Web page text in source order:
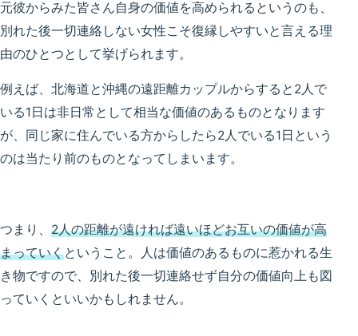
元彼からみた皆さん自身の価値を高められるというのも、
別れた後一切連絡しない女性こそ復縁しやすいと言える理
由のひとつとして挙げられます。
例えば、北海道と沖縄の遠距離カップルからすると2人で
いる1日は非日常として相当な価値のあるものとなります
が、同じ家に住んでいる方からしたら2人でいる1日という
のは当たり前のものとなってしまいます。
つまり、 2人の距離が遠ければ遠いほどお互いの価値が高
まっていくということ。人は価値のあるものに惹かれる生
き物ですので、別れた後一切連絡せず自分の価値向上も図
っていくといいかもしれません。